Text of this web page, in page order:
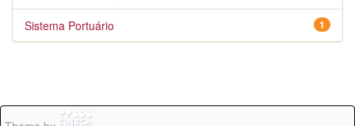
1
Sistema Portuário